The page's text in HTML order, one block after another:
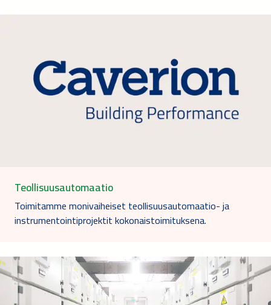
Teollisuusautomaatio
Toimitamme monivaiheiset teollisuusautomaatio- ja
instrumentointiprojektit kokonaistoimituksena.